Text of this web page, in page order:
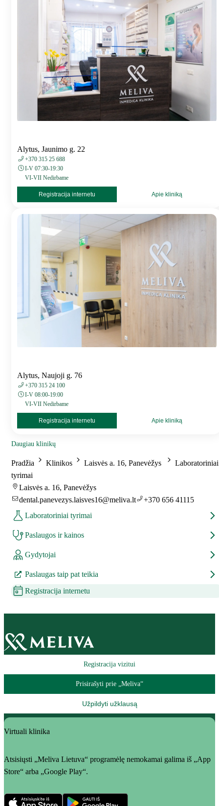
Alytus, Jaunimo g. 22
+370 315 25 688
I-V 07:30-19:30
VI-VII Nedirbame
Registracija internetu Apie kliniką
Alytus, Naujoji g. 76
+370 315 24 100
I-V 08:00-19:00
VI-VII Nedirbame
Registracija internetu Apie kliniką
Daugiau klinikų
Pradžia Klinikos Laisvės a. 16, Panevėžys
Laboratoriniai
tyrimai
Laisvės a. 16, Panevėžys
dental.panevezys.laisves16@meliva.lt
+370 656 41115
Laboratoriniai tyrimai
Paslaugos ir kainos
Gydytojai
Paslaugas taip pat teikia
Registracija internetu
Registracija vizitui
Prisirašyti prie „Meliva“
Užpildyti užklausą
Virtuali klinika
Atsisiųsti „Meliva Lietuva“ programėlę nemokamai galima iš „App
Store“ arba „Google Play“.